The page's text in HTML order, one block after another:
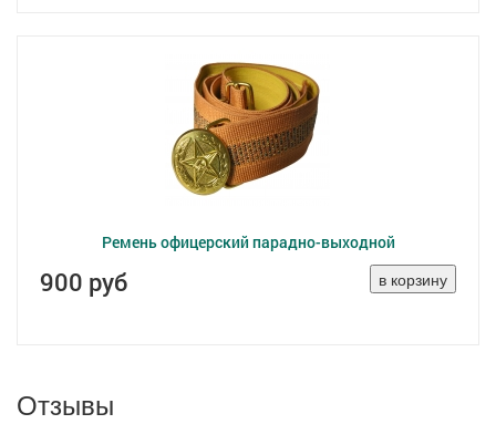
Ремень офицерский парадно-выходной
900 руб
Отзывы